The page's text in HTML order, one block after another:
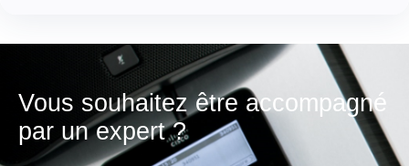
Vous souhaitez être accompagné
par un expert ?